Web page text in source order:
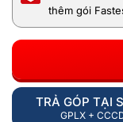
thêm gói
TRẢ GÓP TẠI
GPLX +